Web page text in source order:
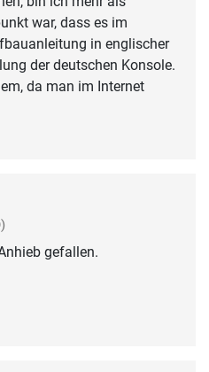
war, dass es im
in englischer
der deutschen Konsole.
da man im Internet
gefallen.